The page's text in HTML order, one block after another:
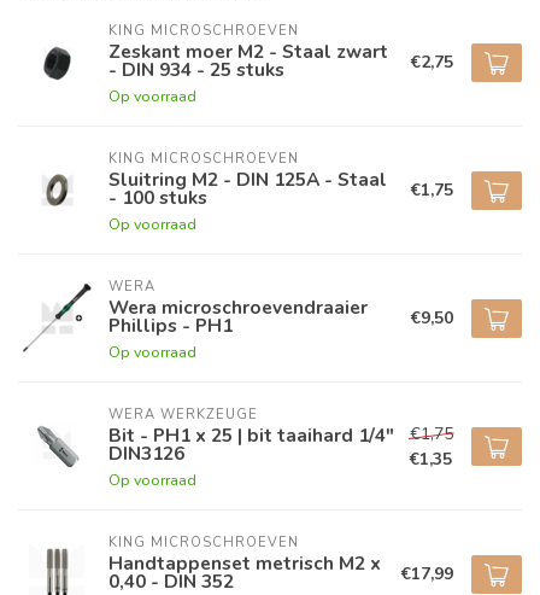
KING MICROSCHROEVEN
Zeskant moer M2 - Staal zwart
- DIN 934 - 25 stuks
Op voorraad
€2,75
KING MICROSCHROEVEN
Sluitring M2 - DIN 125A - Staal
- 100 stuks
Op voorraad
€1,75
WERA
Wera microschroevendraaier
Phillips - PH1
Op voorraad
€9,50
WERA WERKZEUGE
Bit - PH1 x 25 | bit taaihard 1/4"
DIN3126
Op voorraad
€1,75
€1,35
KING MICROSCHROEVEN
Handtappenset metrisch M2 x
0,40 - DIN 352 €17,99